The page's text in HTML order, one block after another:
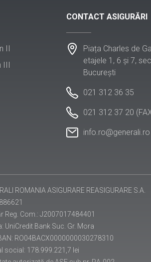
II
III
CONTACT ASIGURĂRI
Piața Charles de
etajele 1, 6 și 7,
București
021 312 36 35
021 312 37 20
info.ro@generali.ro
ROMANIA ASIGURARE REASIGURARE S.A.
Reg. Com.: J2007017484401
UniCredit Bank Suc. Gr. Mora
RO04BACX0000000030278310
social: 178.999.221,7 lei